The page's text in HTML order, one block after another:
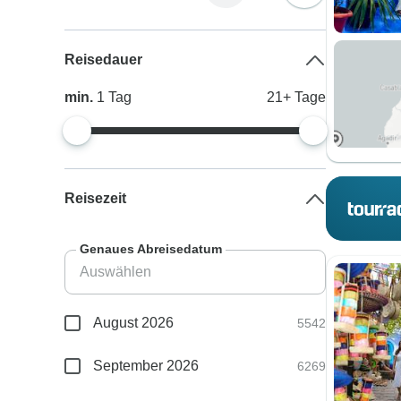
Reisedauer
min. 1Tag 21+ Tage
Reisezeit
Genaues Abreisedatum
August 2026 5542
September 2026 6269